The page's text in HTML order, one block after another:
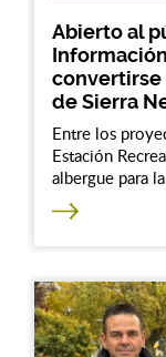
Abierto al
de Sierra
Entre los
Estación
albergue para